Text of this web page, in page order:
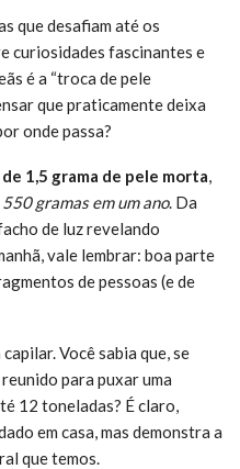
que desafiam até os
curiosidades fascinantes e
é a “troca de pele
que praticamente deixa
onde passa?
1,5 grama de pele morta,
550 gramas em um ano. Da
de luz revelando
vale lembrar: boa parte
de pessoas (e de
Você sabia que, se
para puxar uma
12 toneladas? É claro,
em casa, mas demonstra a
que temos.